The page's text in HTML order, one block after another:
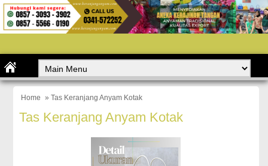
Home » Tas Keranjang Anyam Kotak
Tas Keranjang Anyam Kotak